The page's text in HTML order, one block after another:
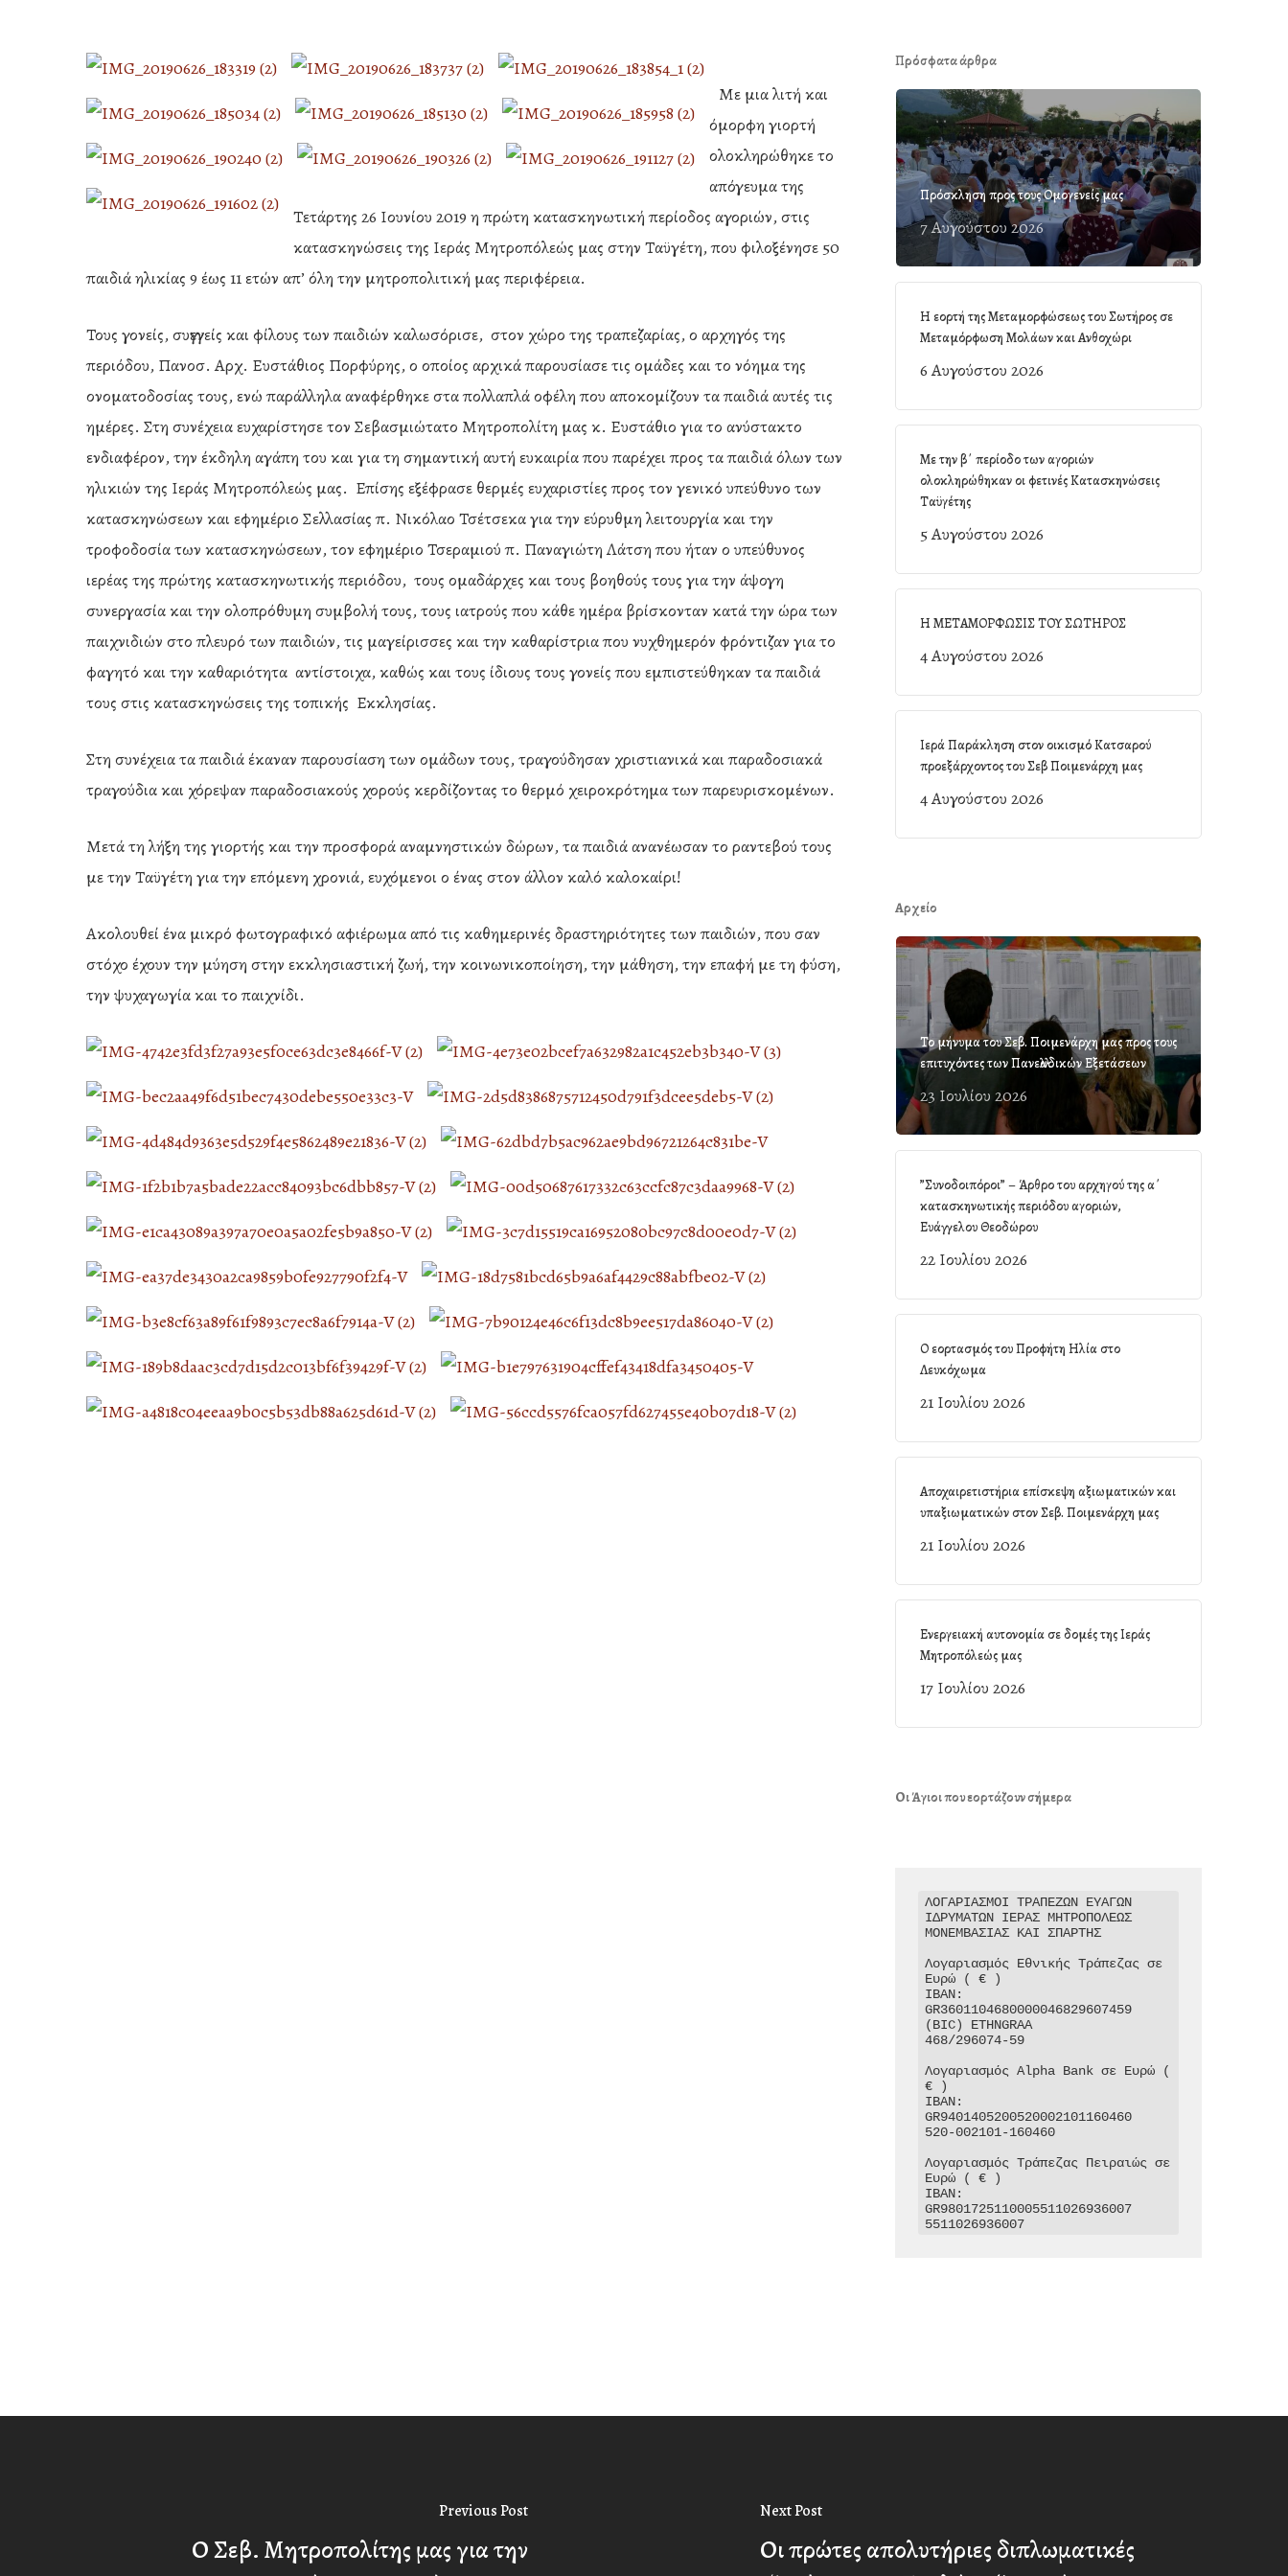
Hit enter to search or ESC to close
Με μια λιτή και
όμορφη γιορτή
ολοκληρώθηκε το
απόγευμα της
Τετάρτης 26 Ιουνίου 2019 η πρώτη κατασκηνωτική περίοδος αγοριών, στις
κατασκηνώσεις της Ιεράς Μητροπόλεώς μας στην Ταϋγέτη, που φιλοξένησε 50
παιδιά ηλικίας 9 έως 11 ετών απ’ όλη την μητροπολιτική μας περιφέρεια.
Τους γονείς, συγγενείς και φίλους των παιδιών καλωσόρισε, στον χώρο της τραπεζαρίας, ο αρχηγός της
περιόδου, Πανοσ. Αρχ. Ευστάθιος Πορφύρης, ο οποίος αρχικά παρουσίασε τις ομάδες και το νόημα της
ονοματοδοσίας τους, ενώ παράλληλα αναφέρθηκε στα πολλαπλά οφέλη που αποκομίζουν τα παιδιά αυτές τις
ημέρες. Στη συνέχεια ευχαρίστησε τον Σεβασμιώτατο Μητροπολίτη μας κ. Ευστάθιο για το ανύστακτο
ενδιαφέρον, την έκδηλη αγάπη του και για τη σημαντική αυτή ευκαιρία που παρέχει προς τα παιδιά όλων των
ηλικιών της Ιεράς Μητροπόλεώς μας. Επίσης εξέφρασε θερμές ευχαριστίες προς τον γενικό υπεύθυνο των
κατασκηνώσεων και εφημέριο Σελλασίας π. Νικόλαο Τσέτσεκα για την εύρυθμη λειτουργία και την
τροφοδοσία των κατασκηνώσεων, τον εφημέριο Τσεραμιού π. Παναγιώτη Λάτση που ήταν ο υπεύθυνος
ιερέας της πρώτης κατασκηνωτικής περιόδου, τους ομαδάρχες και τους βοηθούς τους για την άψογη
συνεργασία και την ολοπρόθυμη συμβολή τους, τους ιατρούς που κάθε ημέρα βρίσκονταν κατά την ώρα των
παιχνιδιών στο πλευρό των παιδιών, τις μαγείρισσες και την καθαρίστρια που νυχθημερόν φρόντιζαν για το
φαγητό και την καθαριότητα αντίστοιχα, καθώς και τους ίδιους τους γονείς που εμπιστεύθηκαν τα παιδιά
τους στις κατασκηνώσεις της τοπικής Εκκλησίας.
Στη συνέχεια τα παιδιά έκαναν παρουσίαση των ομάδων τους, τραγούδησαν χριστιανικά και παραδοσιακά
τραγούδια και χόρεψαν παραδοσιακούς χορούς κερδίζοντας το θερμό χειροκρότημα των παρευρισκομένων.
Μετά τη λήξη της γιορτής και την προσφορά αναμνηστικών δώρων, τα παιδιά ανανέωσαν το ραντεβού τους
με την Ταϋγέτη για την επόμενη χρονιά, ευχόμενοι ο ένας στον άλλον καλό καλοκαίρι!
Ακολουθεί ένα μικρό φωτογραφικό αφιέρωμα από τις καθημερινές δραστηριότητες των παιδιών, που σαν
στόχο έχουν την μύηση στην εκκλησιαστική ζωή, την κοινωνικοποίηση, την μάθηση, την επαφή με τη φύση,
την ψυχαγωγία και το παιχνίδι.
Πρόσφατα άρθρα
Πρόσκληση προς τους Ομογενείς μας
7 Αυγούστου 2026
Η εορτή της Μεταμορφώσεως του Σωτήρος σε
Μεταμόρφωση Μολάων και Ανθοχώρι
6 Αυγούστου 2026
Με την β΄ περίοδο των αγοριών
ολοκληρώθηκαν οι φετινές Κατασκηνώσεις
Ταϋγέτης
5 Αυγούστου 2026
Η ΜΕΤΑΜΟΡΦΩΣΙΣ ΤΟΥ ΣΩΤΗΡΟΣ
4 Αυγούστου 2026
Ιερά Παράκληση στον οικισμό Κατσαρού
προεξάρχοντος του Σεβ Ποιμενάρχη μας
4 Αυγούστου 2026
Αρχείο
Το μήνυμα του Σεβ. Ποιμενάρχη μας προς τους
επιτυχόντες των Πανελλαδικών Εξετάσεων
23 Ιουλίου 2026
”Συνοδοιπόροι” – Άρθρο του αρχηγού της α΄
κατασκηνωτικής περιόδου αγοριών,
Ευάγγελου Θεοδώρου
22 Ιουλίου 2026
Ο εορτασμός του Προφήτη Ηλία στο
Λευκόχωμα
21 Ιουλίου 2026
Αποχαιρετιστήρια επίσκεψη αξιωματικών και
υπαξιωματικών στον Σεβ. Ποιμενάρχη μας
21 Ιουλίου 2026
Ενεργειακή αυτονομία σε δομές της Ιεράς
Μητροπόλεώς μας
17 Ιουλίου 2026
Οι Άγιοι που εορτάζουν σήμερα
ΛΟΓΑΡΙΑΣΜΟΙ ΤΡΑΠΕΖΩΝ ΕΥΑΓΩΝ
ΙΔΡΥΜΑΤΩΝ ΙΕΡΑΣ ΜΗΤΡΟΠΟΛΕΩΣ
ΜΟΝΕΜΒΑΣΙΑΣ ΚΑΙ ΣΠΑΡΤΗΣ
Λογαριασμός Εθνικής Τράπεζας σε
Ευρώ ( € )
IBAN:
GR3601104680000046829607459
(BIC) ETHNGRAA
468/296074-59
Λογαριασμός Alpha Bank σε Ευρώ (
€ )
IBAN:
GR9401405200520002101160460
520-002101-160460
Λογαριασμός Τράπεζας Πειραιώς σε
Ευρώ ( € )
IBAN:
GR9801725110005511026936007
5511026936007
Previous Post
Ο Σεβ. Μητροπολίτης μας για την
Next Post
Οι πρώτες απολυτήριες διπλωματικές